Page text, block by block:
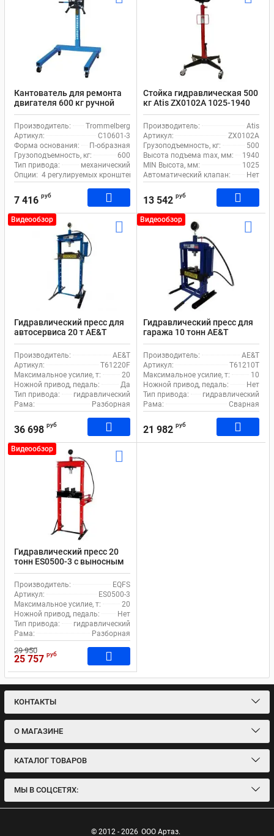
Кантователь для ремонта
двигателя 600 кг ручной
Trommelberg C10601-3
Производитель:
Trommelberg
Артикул:
C10601-3
Форма основания:
П-образная
Грузоподъемность, кг:
600
Тип привода:
механический
Опции: 4 регулируемых кронштейна
7 416 руб
Стойка гидравлическая 500
кг Atis ZX0102A 1025-1940
мм для автосервиса с
рогами
Производитель:
Atis
Артикул:
ZX0102A
Грузоподъемность, кг:
500
Высота подъема max, мм:
1940
MIN Высота, мм:
1025
Автоматический клапан:
Нет
13 542 руб
Видеообзор
Гидравлический пресс для
автосервиса 20 т AE&T
Т61220F ручной и ножной
привод
Производитель:
AE&T
Артикул:
T61220F
Максимальное усилие, т:
20
Ножной привод, педаль:
Да
Тип привода:
гидравлический
Рама:
Разборная
36 698 руб
Видеообзор
Гидравлический пресс для
гаража 10 тонн AE&T
T61210T ручной привод
Производитель:
AE&T
Артикул:
T61210T
Максимальное усилие, т:
10
Ножной привод, педаль:
Нет
Тип привода:
гидравлический
Рама:
Сварная
21 982 руб
Видеообзор
Гидравлический пресс 20
тонн ES0500-3 с выносным
насосом
Производитель:
EQFS
Артикул:
ES0500-3
Максимальное усилие, т:
20
Ножной привод, педаль:
Нет
Тип привода:
гидравлический
Рама:
Разборная
29 950
25 757 руб
КОНТАКТЫ
О МАГАЗИНЕ
КАТАЛОГ ТОВАРОВ
МЫ В СОЦСЕТЯХ:
© 2012 - 2026 ООО Артаз.